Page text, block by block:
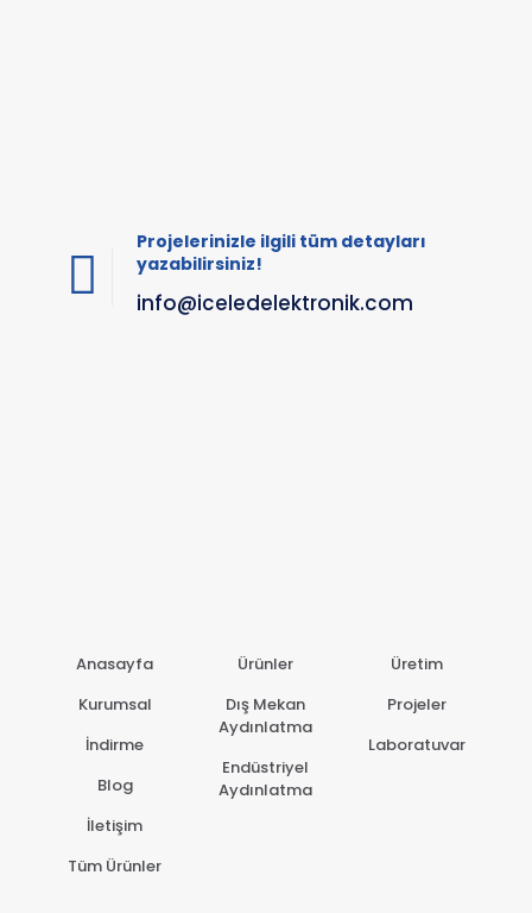
Projelerinizle ilgili tüm detayları
yazabilirsiniz!
info@iceledelektronik.com
Anasayfa
Kurumsal
İndirme
Blog
İletişim
Tüm Ürünler
Ürünler
Dış Mekan
Aydınlatma
Endüstriyel
Aydınlatma
Üretim
Projeler
Laboratuvar